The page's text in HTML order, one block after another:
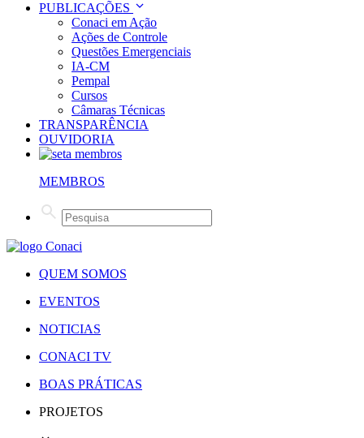
PUBLICAÇÕES
Conaci em Ação
Ações de Controle
Questões Emergenciais
IA-CM
Pempal
Cursos
Câmaras Técnicas
TRANSPARÊNCIA
OUVIDORIA
MEMBROS
QUEM SOMOS
EVENTOS
NOTICIAS
CONACI TV
BOAS PRÁTICAS
PROJETOS